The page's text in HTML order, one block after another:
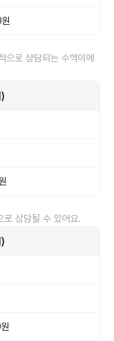
로 상담되는 수액이에
로 상담될 수 있어요.